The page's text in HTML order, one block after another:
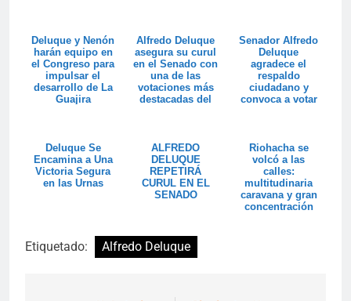
Deluque y Nenón
harán equipo en
el Congreso para
impulsar el
desarrollo de La
Guajira
Alfredo Deluque
asegura su curul
en el Senado con
una de las
votaciones más
destacadas del
Senador Alfredo
Deluque
agradece el
respaldo
ciudadano y
convoca a votar
Deluque Se
Encamina a Una
Victoria Segura
en las Urnas
ALFREDO
DELUQUE
REPETIRÁ
CURUL EN EL
SENADO
Riohacha se
volcó a las
calles:
multitudinaria
caravana y gran
concentración
Etiquetado: Alfredo Deluque